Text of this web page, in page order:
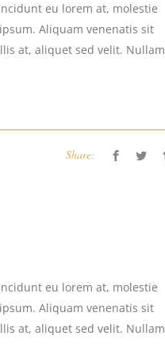
eu lorem at, molestie
Aliquam venenatis sit
at, aliquet sed velit. Nullam
Share:
eu lorem at, molestie
Aliquam venenatis sit
at, aliquet sed velit. Nullam